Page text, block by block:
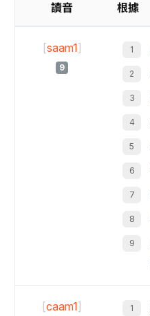
讀音 根據
[saam1]
9
[caam1]